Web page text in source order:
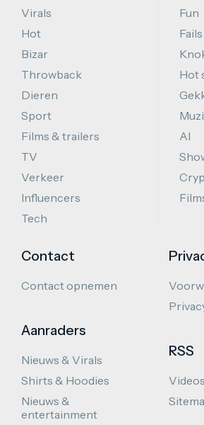
Virals
Hot
Bizar
Throwback
Dieren
Sport
Films & trailers
TV
Verkeer
Influencers
Tech
Fun
Fails
Hot
AI
Contact
Contact opnemen
Aanraders
Nieuws & Virals
Shirts & Hoodies
Nieuws &
entertainment
RSS
Videos